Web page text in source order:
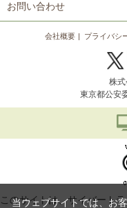
お問い合わせ
会社概要 プライバシ
株
東京都公安
このサイトは、サイバート
当ウェブサイトでは、お